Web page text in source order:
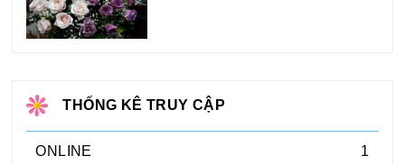
THỐNG KÊ TRUY CẬP
ONLINE 1